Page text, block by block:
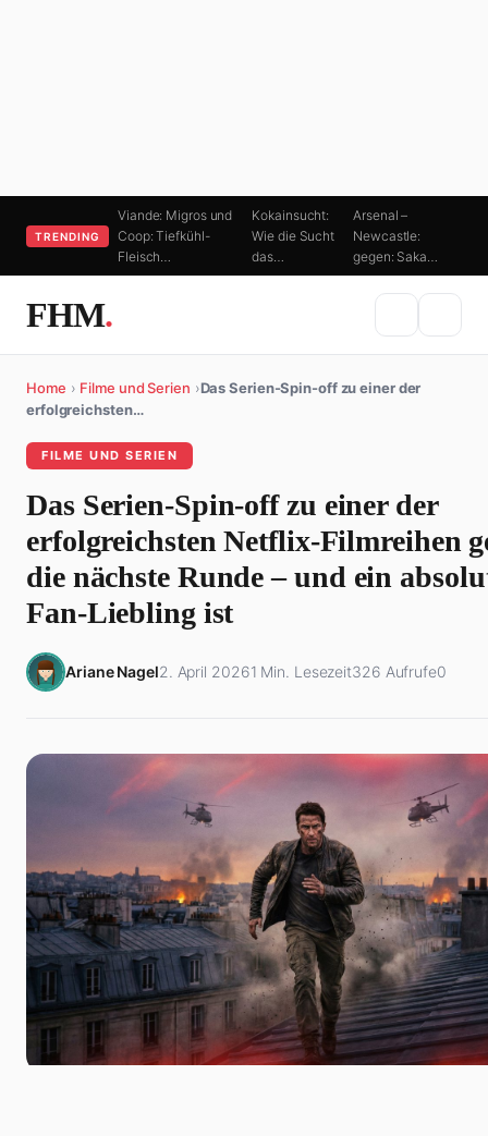
TRENDING
Viande: Migros und
Coop: Tiefkühl-
Fleisch…
Kokainsucht:
Wie die Sucht
das…
Arsenal –
Newcastle:
gegen: Saka…
FHM.
Home › Filme und Serien ›Das Serien-Spin-off zu einer der
erfolgreichsten…
FILME UND SERIEN
Das Serien-Spin-off zu einer der
erfolgreichsten Netflix-Filmreihen
die nächste Runde – und ein
Fan-Liebling ist
Ariane Nagel2. April 20261 Min. Lesezeit326 Aufrufe0